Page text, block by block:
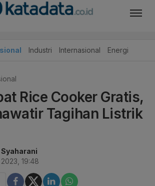
Industri Internasional Energi
Rice Cooker Gratis,
Tagihan Listrik
Syaharani
19:48